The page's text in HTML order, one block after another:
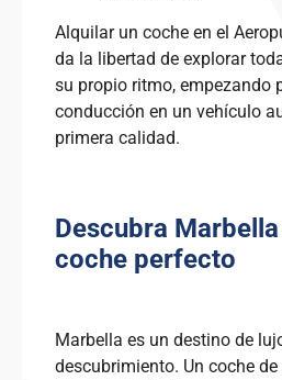
Alquilar un coche en el
da la libertad de explorar
su propio ritmo, empezando
conducción en un vehículo
primera calidad.
Descubra
coche perfecto
Marbella es un destino de
descubrimiento. Un coche